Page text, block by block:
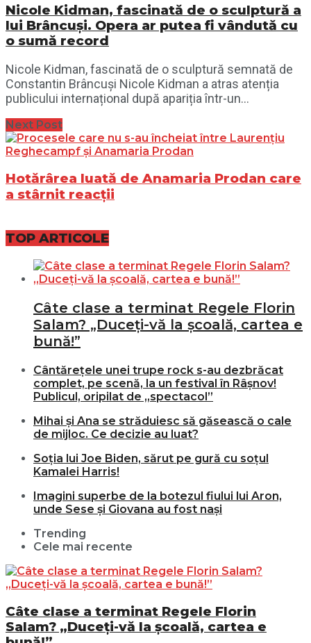
Nicole Kidman, fascinată de o sculptură a
lui Brâncuși. Opera ar putea fi vândută cu
o sumă record
Nicole Kidman, fascinată de o sculptură semnată de
Constantin Brâncuși Nicole Kidman a atras atenția
publicului internațional după apariția într-un...
Next Post
Hotărârea luată de Anamaria Prodan care
a stârnit reacții
TOP ARTICOLE
Câte clase a terminat Regele Florin
Salam? „Duceți-vă la școală, cartea e
bună!”
Cântărețele unei trupe rock s-au dezbrăcat
complet, pe scenă, la un festival în Râșnov!
Publicul, oripilat de „spectacol”
Mihai și Ana se străduiesc să găsească o cale
de mijloc. Ce decizie au luat?
Soția lui Joe Biden, sărut pe gură cu soțul
Kamalei Harris!
Imagini superbe de la botezul fiului lui Aron,
unde Sese și Giovana au fost nași
Trending
Cele mai recente
Câte clase a terminat Regele Florin
Salam? „Duceți-vă la școală, cartea e